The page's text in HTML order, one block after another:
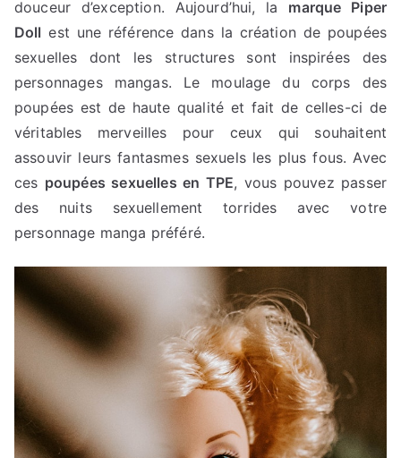
douceur d’exception. Aujourd’hui, la marque Piper
Doll est une référence dans la création de poupées
sexuelles dont les structures sont inspirées des
personnages mangas. Le moulage du corps des
poupées est de haute qualité et fait de celles-ci de
véritables merveilles pour ceux qui souhaitent
assouvir leurs fantasmes sexuels les plus fous. Avec
ces poupées sexuelles en TPE, vous pouvez passer
des nuits sexuellement torrides avec votre
personnage manga préféré.